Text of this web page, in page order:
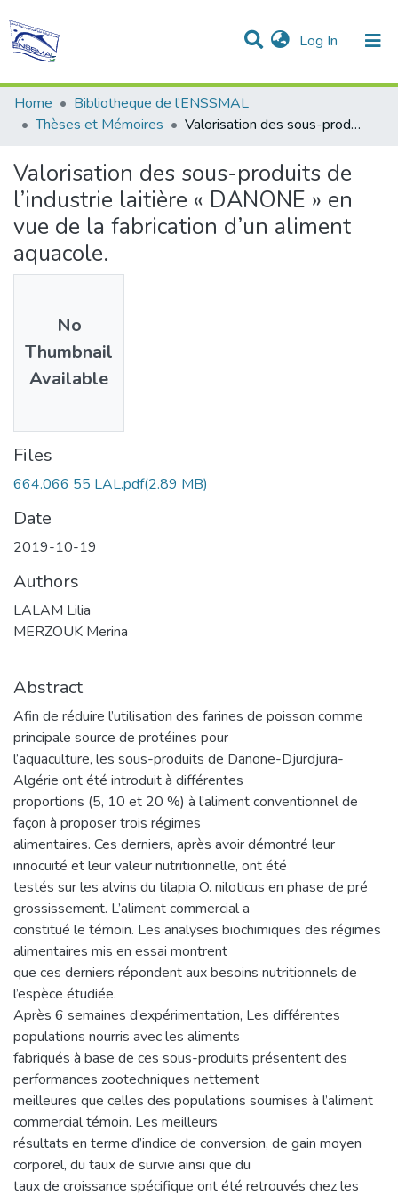
Log In (current)
Communities & Collections
Statistics
All of DSpace
Home
Bibliotheque de l’ENSSMAL
Thèses et Mémoires
Valorisation des sous-produits de l’industrie laitière « DANONE » en vue de la fabrication d’un aliment aquacole.
Valorisation des sous-produits de
l’industrie laitière « DANONE » en
vue de la fabrication d’un aliment
aquacole.
No
Thumbnail
Available
Files
664.066 55 LAL.pdf(2.89 MB)
Date
2019-10-19
Authors
LALAM Lilia
MERZOUK Merina
Abstract
Afin de réduire l’utilisation des farines de poisson comme
principale source de protéines pour
l’aquaculture, les sous-produits de Danone-Djurdjura-
Algérie ont été introduit à différentes
proportions (5, 10 et 20 %) à l’aliment conventionnel de
façon à proposer trois régimes
alimentaires. Ces derniers, après avoir démontré leur
innocuité et leur valeur nutritionnelle, ont été
testés sur les alvins du tilapia O. niloticus en phase de pré
grossissement. L’aliment commercial a
constitué le témoin. Les analyses biochimiques des régimes
alimentaires mis en essai montrent
que ces derniers répondent aux besoins nutritionnels de
l’espèce étudiée.
Après 6 semaines d’expérimentation, Les différentes
populations nourris avec les aliments
fabriqués à base de ces sous-produits présentent des
performances zootechniques nettement
meilleures que celles des populations soumises à l’aliment
commercial témoin. Les meilleurs
résultats en terme d’indice de conversion, de gain moyen
corporel, du taux de survie ainsi que du
taux de croissance spécifique ont été retrouvés chez les